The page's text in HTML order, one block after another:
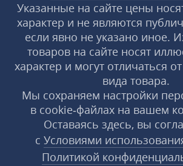
Указанные на сайте цены
характер и не являются
если явно не указано иное.
товаров на сайте носят
характер и могут отличаться
вида товара.
Мы сохраняем настройки
в cookie‑файлах на вашем
Оставаясь здесь, вы
с Условиями
Политикой